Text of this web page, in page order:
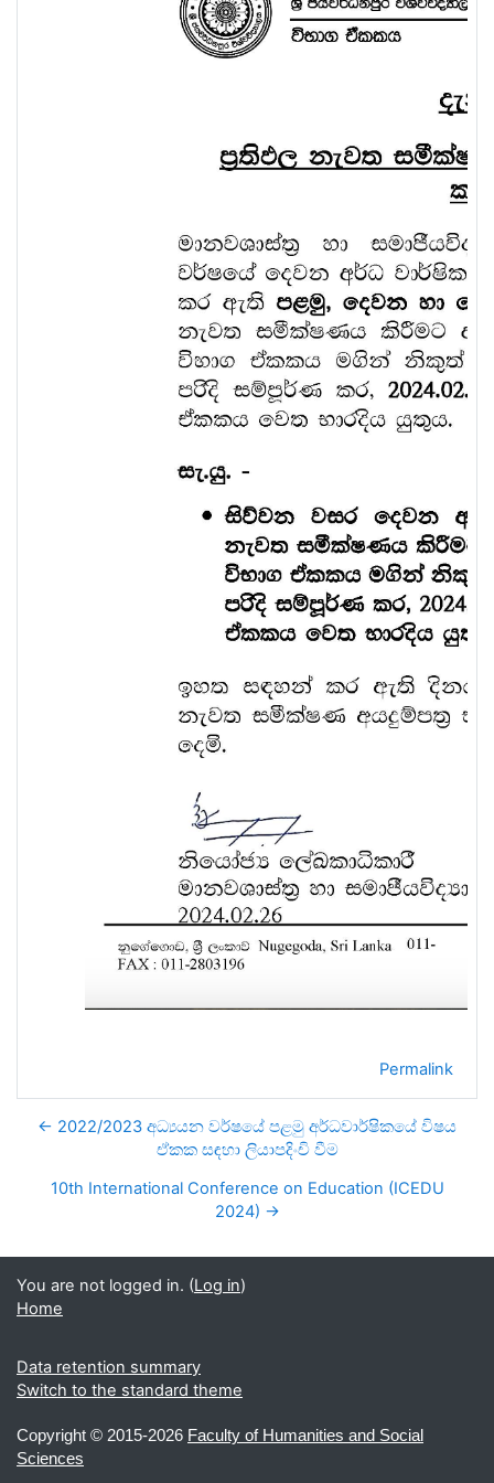
Permalink
← 2022/2023 අධ්‍යයන වර්ෂයේ පළමු අර්ධවාර්ෂිකයේ විෂය
ඒකක සඳහා ලියාපදිංචි වීම
10th International Conference on Education (ICEDU
2024) →
You are not logged in. (Log in)
Home
Data retention summary
Switch to the standard theme
Copyright © 2015-2026 Faculty of Humanities and Social
Sciences